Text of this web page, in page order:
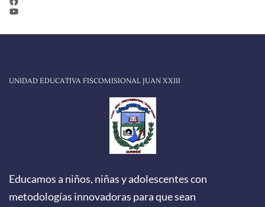
Facebook
YouTube
UNIDAD EDUCATIVA FISCOMISIONAL JUAN XXIII
Educamos a niños, niñas y adolescentes con
metodologías innovadoras para que sean